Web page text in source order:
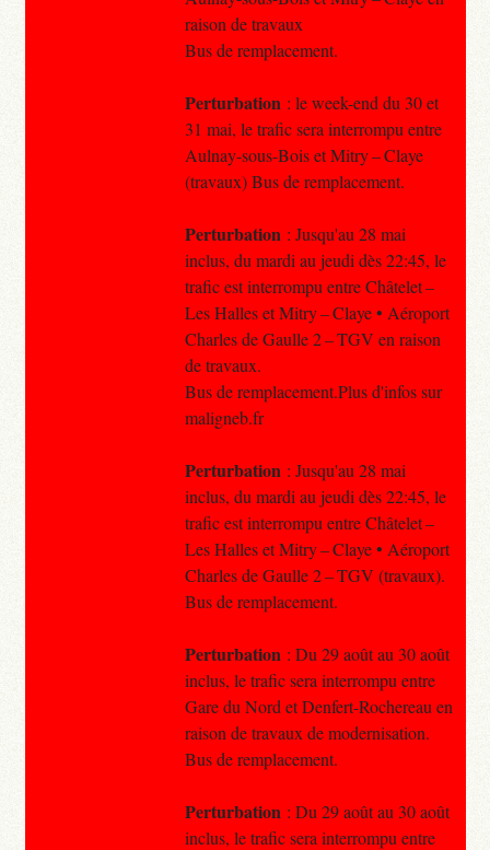
raison de travaux
Bus de remplacement.
Perturbation : le week-end du 30 et
31 mai, le trafic sera interrompu entre
Aulnay-sous-Bois et Mitry – Claye
(travaux) Bus de remplacement.
Perturbation : Jusqu'au 28 mai
inclus, du mardi au jeudi dès 22:45, le
trafic est interrompu entre Châtelet –
Les Halles et Mitry – Claye • Aéroport
Charles de Gaulle 2 – TGV en raison
de travaux.
Bus de remplacement.Plus d'infos sur
maligneb.fr
Perturbation : Jusqu'au 28 mai
inclus, du mardi au jeudi dès 22:45, le
trafic est interrompu entre Châtelet –
Les Halles et Mitry – Claye • Aéroport
Charles de Gaulle 2 – TGV (travaux).
Bus de remplacement.
Perturbation : Du 29 août au 30 août
inclus, le trafic sera interrompu entre
Gare du Nord et Denfert-Rochereau en
raison de travaux de modernisation.
Bus de remplacement.
Perturbation : Du 29 août au 30 août
inclus, le trafic sera interrompu entre